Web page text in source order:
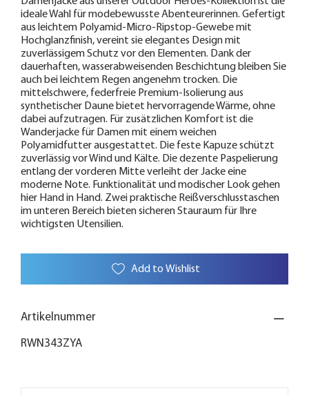
ideale Wahl für modebewusste Abenteurerinnen. Gefertigt
aus leichtem Polyamid-Micro-Ripstop-Gewebe mit
Hochglanzfinish, vereint sie elegantes Design mit
zuverlässigem Schutz vor den Elementen. Dank der
dauerhaften, wasserabweisenden Beschichtung bleiben Sie
auch bei leichtem Regen angenehm trocken. Die
mittelschwere, federfreie Premium-Isolierung aus
synthetischer Daune bietet hervorragende Wärme, ohne
dabei aufzutragen. Für zusätzlichen Komfort ist die
Wanderjacke für Damen mit einem weichen
Polyamidfutter ausgestattet. Die feste Kapuze schützt
zuverlässig vor Wind und Kälte. Die dezente Paspelierung
entlang der vorderen Mitte verleiht der Jacke eine
moderne Note. Funktionalität und modischer Look gehen
hier Hand in Hand. Zwei praktische Reißverschlusstaschen
im unteren Bereich bieten sicheren Stauraum für Ihre
wichtigsten Utensilien.
Add to Wishlist
Artikelnummer
RWN343ZYA